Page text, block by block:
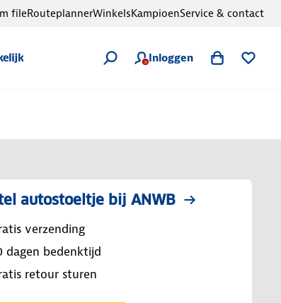
Inloggen
fileRouteplannerWinkelsKampioenService & contact
autostoeltje bij ANWB
verzending
dagen bedenktijd
retour sturen